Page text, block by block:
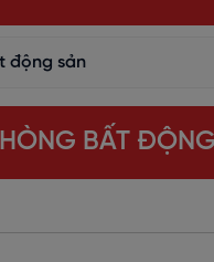
động sản
BẤT